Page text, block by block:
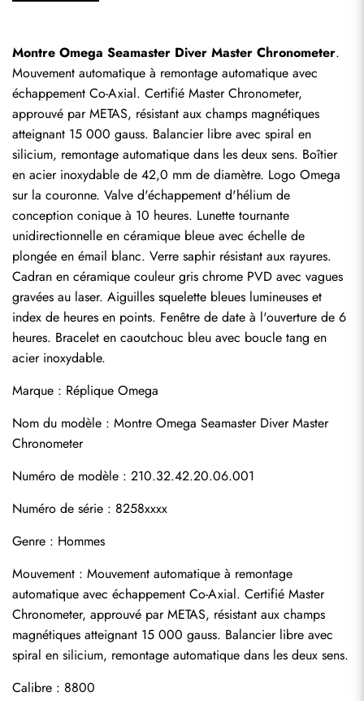
Montre Omega Seamaster Diver Master Chronometer.
Mouvement automatique à remontage automatique avec
échappement Co-Axial. Certifié Master Chronometer,
approuvé par METAS, résistant aux champs magnétiques
atteignant 15 000 gauss. Balancier libre avec spiral en
silicium, remontage automatique dans les deux sens. Boîtier
en acier inoxydable de 42,0 mm de diamètre. Logo Omega
sur la couronne. Valve d'échappement d'hélium de
conception conique à 10 heures. Lunette tournante
unidirectionnelle en céramique bleue avec échelle de
plongée en émail blanc. Verre saphir résistant aux rayures.
Cadran en céramique couleur gris chrome PVD avec vagues
gravées au laser. Aiguilles squelette bleues lumineuses et
index de heures en points. Fenêtre de date à l'ouverture de 6
heures. Bracelet en caoutchouc bleu avec boucle tang en
acier inoxydable.
Marque : Réplique Omega
Nom du modèle : Montre Omega Seamaster Diver Master
Chronometer
Numéro de modèle : 210.32.42.20.06.001
Numéro de série : 8258xxxx
Genre : Hommes
Mouvement : Mouvement automatique à remontage
automatique avec échappement Co-Axial. Certifié Master
Chronometer, approuvé par METAS, résistant aux champs
magnétiques atteignant 15 000 gauss. Balancier libre avec
spiral en silicium, remontage automatique dans les deux sens.
Calibre : 8800